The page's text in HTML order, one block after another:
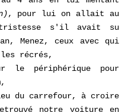
, pour lui on allait au
tristesse s'il avait su
Menez, ceux avec qui
récrés,
le périphérique pour
du carrefour, à croire
notre voiture en